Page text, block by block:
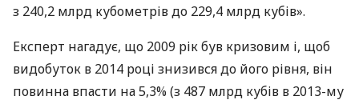
з 240,2 млрд кубометрів до 229,4 млрд кубів».
Експерт нагадує, що 2009 рік був кризовим і, щоб
видобуток в 2014 році знизився до його рівня, він
повинна впасти на 5,3% (з 487 млрд кубів в 2013-му